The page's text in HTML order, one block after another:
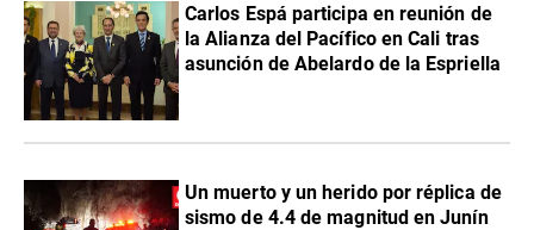
Carlos Espá participa en reunión de
la Alianza del Pacífico en Cali tras
asunción de Abelardo de la Espriella
Un muerto y un herido por réplica de
sismo de 4.4 de magnitud en Junín